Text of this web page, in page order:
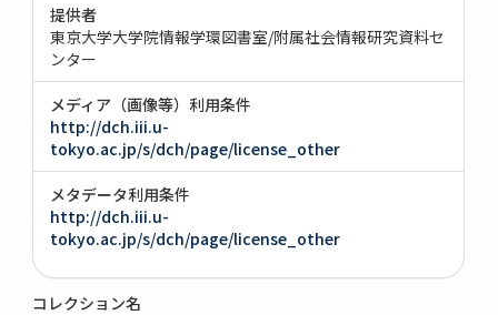
提供者
東京大学大学院情報学環図書室/附属社会情報研究資料セ
ンター
メディア（画像等）利用条件
http://dch.iii.u-
tokyo.ac.jp/s/dch/page/license_other
メタデータ利用条件
http://dch.iii.u-
tokyo.ac.jp/s/dch/page/license_other
コレクション名